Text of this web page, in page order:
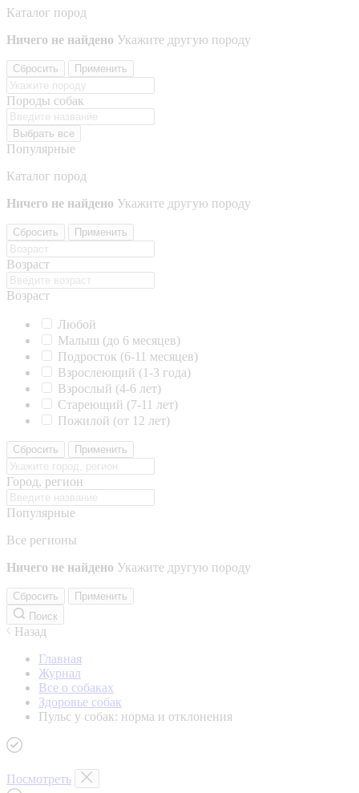
Каталог пород
Ничего не найдено Укажите другую породу
Сбросить Применить
Породы собак
Выбрать все
Популярные
Каталог пород
Ничего не найдено Укажите другую породу
Сбросить Применить
Возраст
Возраст
Любой
Малыш (до 6 месяцев)
Подросток (6-11 месяцев)
Взрослеющий (1-3 года)
Взрослый (4-6 лет)
Стареющий (7-11 лет)
Пожилой (от 12 лет)
Сбросить Применить
Город, регион
Популярные
Все регионы
Ничего не найдено Укажите другую породу
Сбросить
Применить
Поиск
Назад
Главная
Журнал
Все о собаках
Здоровье собак
Пульс у собак: норма и отклонения
Посмотреть